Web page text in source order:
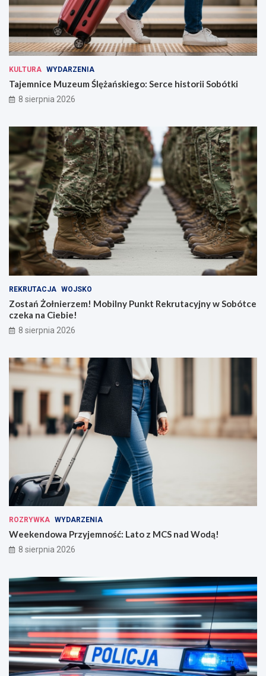
KULTURA WYDARZENIA
Tajemnice Muzeum Ślężańskiego: Serce historii Sobótki
8 sierpnia 2026
REKRUTACJA WOJSKO
Zostań Żołnierzem! Mobilny Punkt Rekrutacyjny w Sobótce
czeka na Ciebie!
8 sierpnia 2026
ROZRYWKA WYDARZENIA
Weekendowa Przyjemność: Lato z MCS nad Wodą!
8 sierpnia 2026